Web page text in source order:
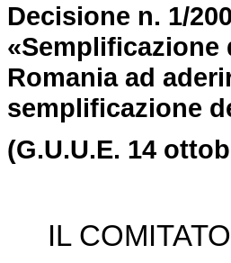
Decisione n. 1/
Romania ad
semplificazione
(G.U.U.E. 14
IL